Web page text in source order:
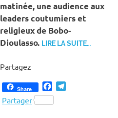
matinée, une audience aux
leaders coutumiers et
religieux de Bobo-
Dioulasso. LIRE LA SUITE…
Partagez
Share Facebook
Partager